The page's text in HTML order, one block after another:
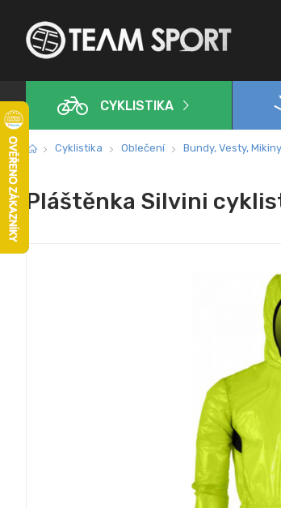
CYKLISTIKA
Cyklistika Oblečení Bundy, Vesty, Mikiny
Pláštěnka Silvini